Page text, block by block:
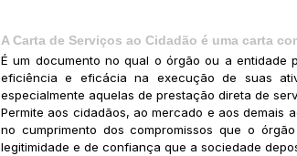
A Carta de Serviços ao Cidadão é uma carta
É um documento no qual o órgão ou a entidade
eficiência e eficácia na execução de suas
especialmente aquelas de prestação direta de
Permite aos cidadãos, ao mercado e aos demais
no cumprimento dos compromissos que o
legitimidade e de confiança que a sociedade